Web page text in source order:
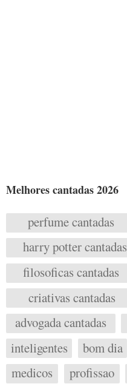
Melhores cantadas 2026
perfume cantadas
harry potter cantadas
filosoficas cantadas
criativas cantadas
advogada cantadas
inteligentes
bom dia
medicos
profissao